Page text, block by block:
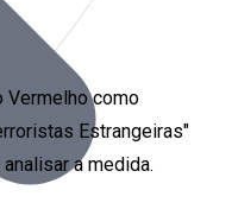
Vermelho como
Estrangeiras"
a medida.